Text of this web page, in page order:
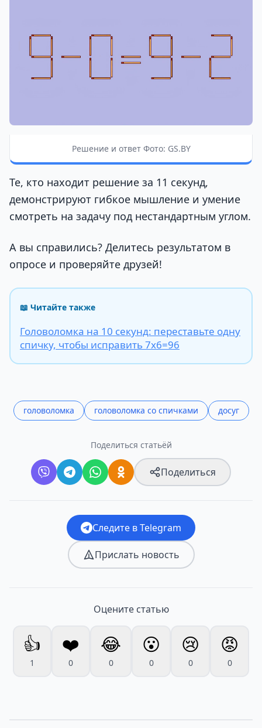
Решение и ответ Фото: GS.BY
Те, кто находит решение за 11 секунд,
демонстрируют гибкое мышление и умение
смотреть на задачу под нестандартным углом.
А вы справились? Делитесь результатом в
опросе и проверяйте друзей!
📖 Читайте также
Головоломка на 10 секунд: переставьте одну
спичку, чтобы исправить 7х6=96
головоломка головоломка со спичками досуг
Поделиться статьёй
Поделиться
Следите в Telegram
Прислать новость
Оцените статью
👍
1
❤️
0
😂
0
😮
0
😢
0
😡
0